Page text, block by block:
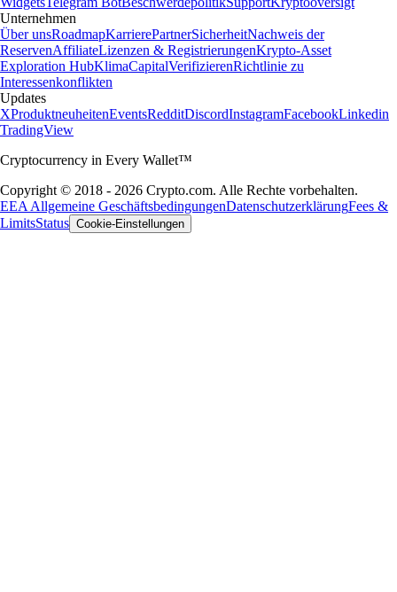
Unternehmen
Über unsRoadmapKarrierePartnerSicherheitNachweis der
ReservenAffiliateLizenzen & RegistrierungenKrypto-Asset
Exploration HubKlimaCapitalVerifizierenRichtlinie zu
Interessenkonflikten
Updates
XProduktneuheitenEventsRedditDiscordInstagramFacebookLinkedin
TradingView
Cryptocurrency in Every Wallet™
Copyright © 2018 - 2026 Crypto.com. Alle Rechte vorbehalten.
EEA Allgemeine GeschäftsbedingungenDatenschutzerklärungFees &
LimitsStatus Cookie-Einstellungen